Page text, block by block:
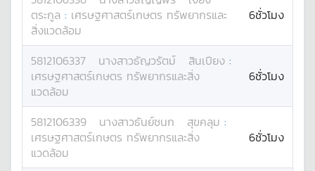
ตระกูล : เศรษฐศาสตร์เกษตร ทรัพยากรและ
สิ่งแวดล้อม
6ชั่วโมง
5812106337 นางสาวธัญวรัตม์ สินเปียง :
เศรษฐศาสตร์เกษตร ทรัพยากรและสิ่ง
แวดล้อม
6ชั่วโมง
5812106339 นางสาวธันย์ชนก สุขคลุม :
เศรษฐศาสตร์เกษตร ทรัพยากรและสิ่ง
แวดล้อม
6ชั่วโมง